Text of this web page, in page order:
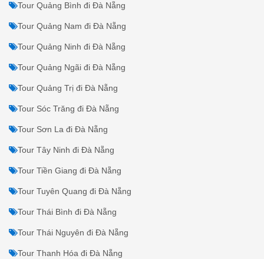
Tour Quảng Bình đi Đà Nẵng
Tour Quảng Nam đi Đà Nẵng
Tour Quảng Ninh đi Đà Nẵng
Tour Quảng Ngãi đi Đà Nẵng
Tour Quảng Trị đi Đà Nẵng
Tour Sóc Trăng đi Đà Nẵng
Tour Sơn La đi Đà Nẵng
Tour Tây Ninh đi Đà Nẵng
Tour Tiền Giang đi Đà Nẵng
Tour Tuyên Quang đi Đà Nẵng
Tour Thái Bình đi Đà Nẵng
Tour Thái Nguyên đi Đà Nẵng
Tour Thanh Hóa đi Đà Nẵng